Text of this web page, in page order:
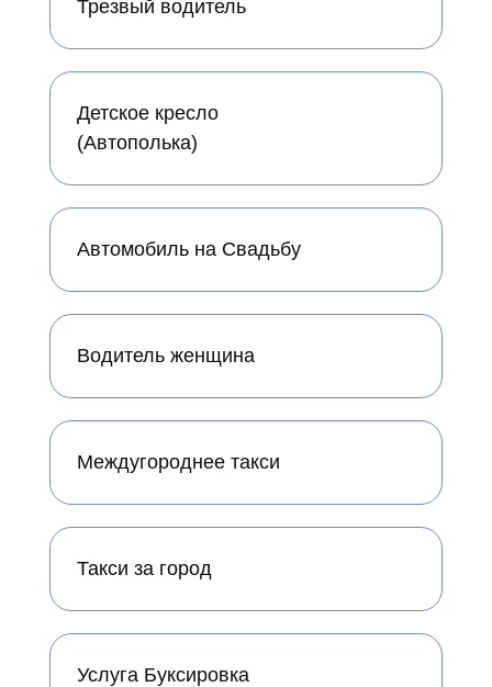
Трезвый водитель
Детское кресло
(Автополька)
Автомобиль на Свадьбу
Водитель женщина
Междугороднее такси
Такси за город
Услуга Буксировка